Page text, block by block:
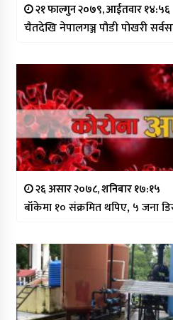
२१ फाल्गुन २०७९, आईतवार १४:५६
चैतदेखि नेपालगञ्ज पौडी पोखरी
२६ असार २०७८, शनिबार १७:१५
बाँकेमा १० संक्रमित थपिए, ५ जना